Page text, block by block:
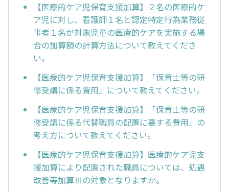
【医療的ケア児保育支援加算】２名の医療的ケ
ア児に対し、看護師１名と認定特定行為業務従
事者１名が対象児童の医療的ケアを実施する場
合の加算額の計算方法について教えてくださ
い。
【医療的ケア児保育支援加算】「保育士等の研
修受講に係る費用」について教えてください。
【医療的ケア児保育支援加算】「保育士等の研
修受講に係る代替職員の配置に要する費用」の
考え方について教えてください。
【医療的ケア児保育支援加算】医療的ケア児支
援加算により配置された職員については、処遇
改善等加算Ⅲの対象となりますか。